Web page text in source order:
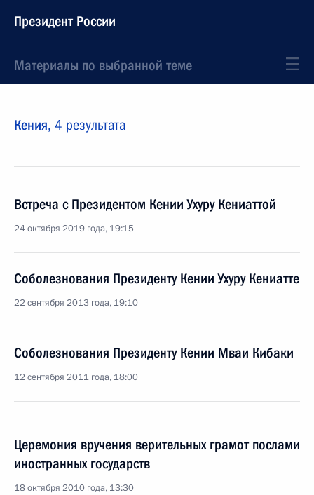
Президент России
Материалы по выбранной теме
Кения, 4 результата
Встреча с Президентом Кении Ухуру Кениаттой
24 октября 2019 года, 19:15
Соболезнования Президенту Кении Ухуру Кениатте
22 сентября 2013 года, 19:10
Соболезнования Президенту Кении Мваи Кибаки
12 сентября 2011 года, 18:00
Церемония вручения верительных грамот послами
иностранных государств
18 октября 2010 года, 13:30